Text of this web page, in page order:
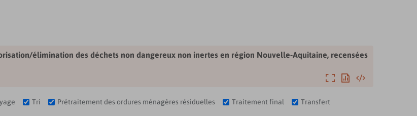
élimination des déchets non dangereux non inertes en région Nouvelle-Aquitaine, recensées
AgrandirExporterIntégrer
Tri Prétraitement des ordures ménagères résiduelles Traitement final
Transfert